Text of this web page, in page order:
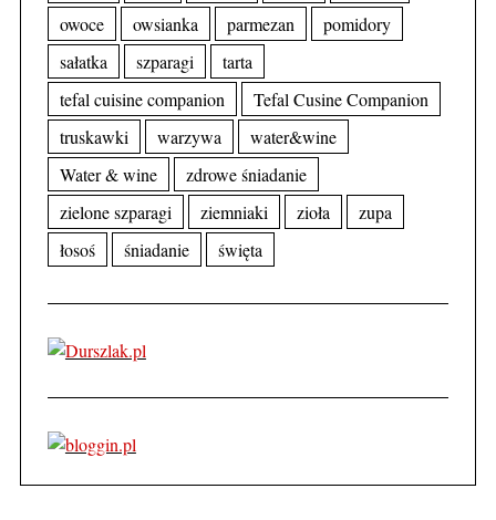
owoce
owsianka parmezan
pomidory
sałatka
szparagi
tarta
tefal cuisine companion
Tefal Cusine Companion
truskawki
warzywa
water&wine
Water & wine
zdrowe śniadanie
zielone szparagi
ziemniaki zioła
zupa
łosoś
śniadanie święta